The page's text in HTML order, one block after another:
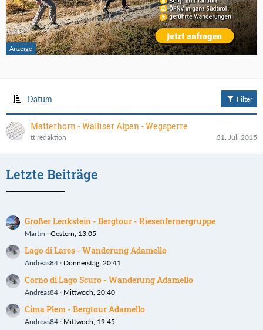
Datum Filter
Matterhorn - Walliser Alpen - Wegsperre
tt redaktion 31. Juli 2015
Letzte Beiträge
Großer Lenkstein - Bergtour - Riesenfernergruppe
Martin Gestern, 13:05
Lago di Lares - Wanderung Adamello
Andreas84 Donnerstag, 20:41
Corno di Lago Scuro - Wanderung Adamello
Andreas84 Mittwoch, 20:40
Cima Plem - Bergtour Adamello
Andreas84 Mittwoch, 19:45